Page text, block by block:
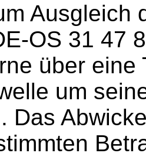
Ausgleich
OS 31 47
über eine
um
Das